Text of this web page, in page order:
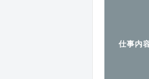
仕事内